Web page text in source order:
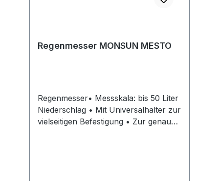
Regenmesser MONSUN MESTO
Regenmesser• Messskala: bis 50 Liter
Niederschlag • Mit Universalhalter zur
vielseitigen Befestigung • Zur genauen